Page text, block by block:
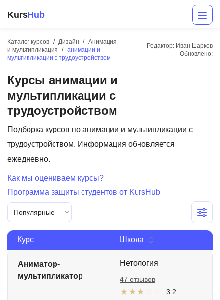
KursHub
Каталог курсов Дизайн
Анимация
и мультипликация
анимации и
мультипликации с трудоустройством
Редактор: Иван Шарков
Обновлено:
Курсы анимации и
мультипликации с
трудоустройством
Подборка курсов по анимации и мультипликации с
трудоустройством. Информация обновляется
ежедневно.
Как мы оцениваем курсы?
Программа защиты студентов от KursHub
Популярные
Курс Школа
Аниматор-
мультипликатор
Нетология
3.2
47 отзывов
Разработка
Маркетинг
Дизайн
Аналитика
Менеджмент
Иностранные языки
Soft Skills
ДПО